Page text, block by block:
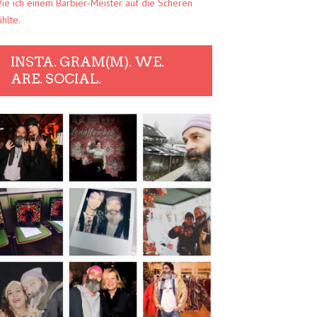
ich einem Barbier-Meister auf die Scheren
INSTA. GRAM(M). WE.
ARE. SOCIAL.